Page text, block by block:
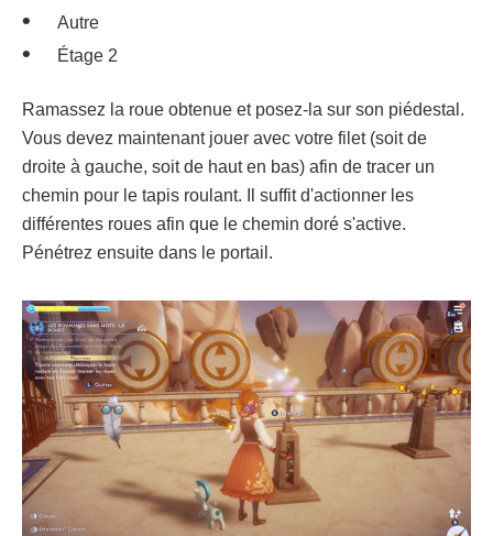
Autre
Étage 2
Ramassez la roue obtenue et posez-la sur son piédestal.
Vous devez maintenant jouer avec votre filet (soit de
droite à gauche, soit de haut en bas) afin de tracer un
chemin pour le tapis roulant. Il suffit d'actionner les
différentes roues afin que le chemin doré s'active.
Pénétrez ensuite dans le portail.